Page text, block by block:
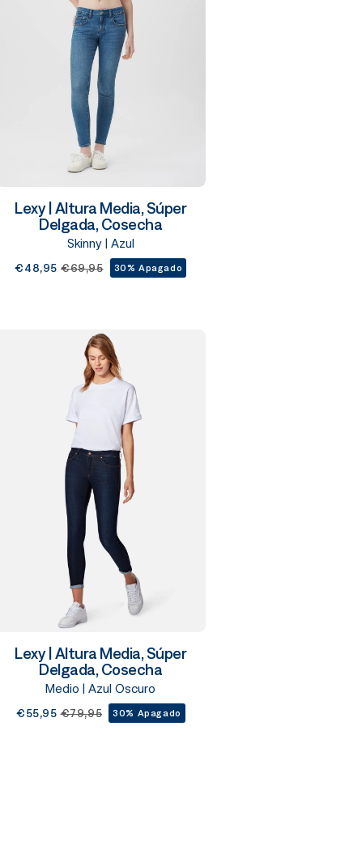
Lexy | Altura Media, Súper
Delgada, Cosecha
Skinny | Azul
€48,95 €69,95 30% Apagado
Lexy | Altura Media, Súper
Delgada, Cosecha
Medio | Azul Oscuro
€55,95 €79,95 30% Apagado